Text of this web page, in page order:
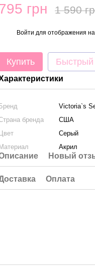
грн 1 590
Войти для отображения
Купить Быстрый
Бренд
Victoria`s
бренда
США
Цвет
Серый
Материал
Акрил
Новый
Оплата